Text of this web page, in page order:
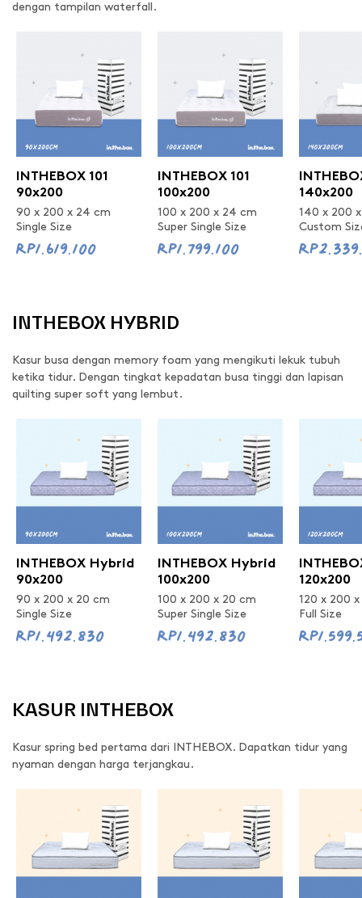
dengan tampilan waterfall.
INTHEBOX 101
90x200
90 x 200 x 24 cm
Single Size
Rp1.619.100
INTHEBOX 101
100x200
100 x 200 x 24 cm
Super Single Size
Rp1.799.100
140x200
140 x 200
Custom
INTHEBOX HYBRID
Kasur busa dengan memory foam yang mengikuti lekuk tubuh
ketika tidur. Dengan tingkat kepadatan busa tinggi dan lapisan
quilting super soft yang lembut.
INTHEBOX Hybrid
90x200
90 x 200 x 20 cm
Single Size
Rp1.492.830
INTHEBOX Hybrid
100x200
100 x 200 x 20 cm
Super Single Size
Rp1.492.830
120x200
120 x 200
Full Size
KASUR INTHEBOX
Kasur spring bed pertama dari INTHEBOX. Dapatkan tidur yang
nyaman dengan harga terjangkau.